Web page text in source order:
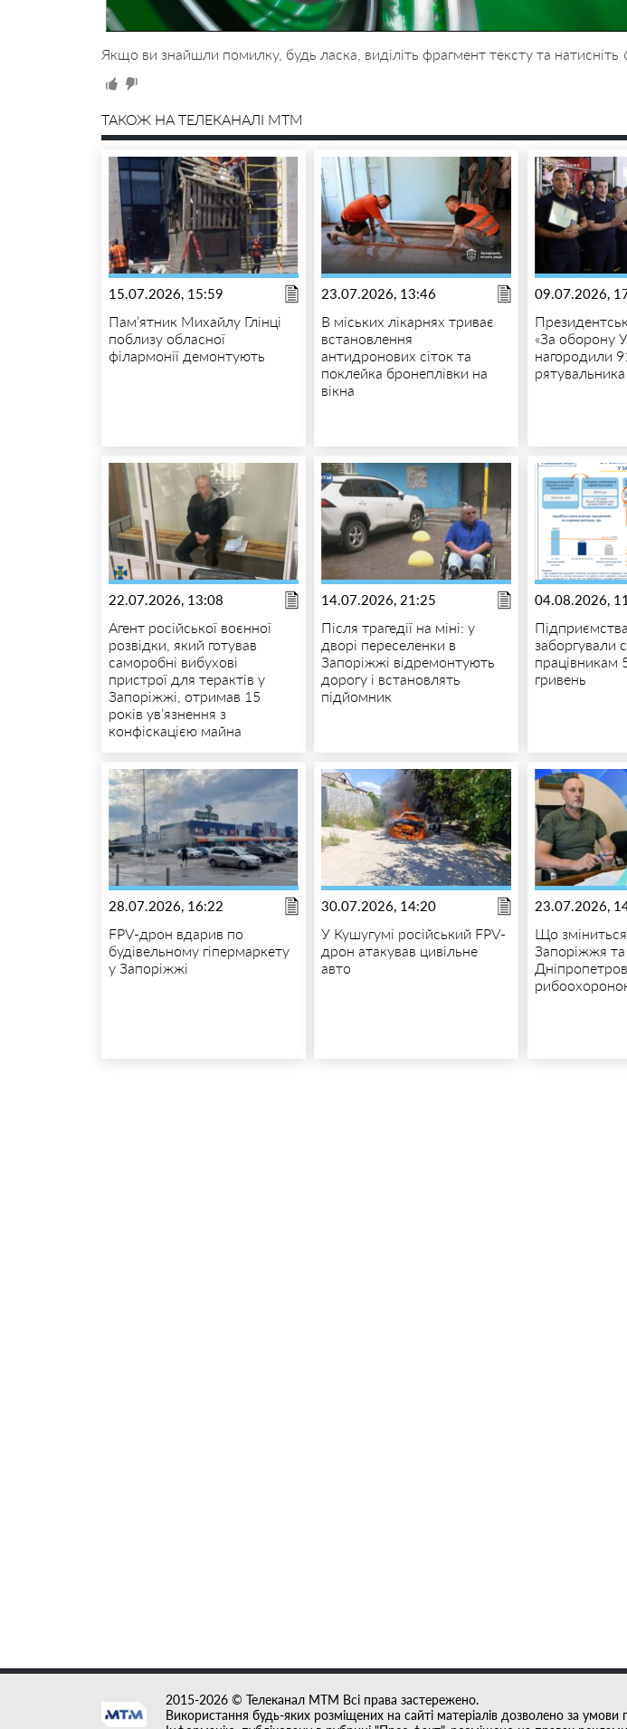
Якщо ви знайшли помилку, будь ласка, виділіть фрагмент тексту та натисніть
ТАКОЖ НА ТЕЛЕКАНАЛІ MTM
15.07.2026, 15:59
Пам’ятник Михайлу Глінці
поблизу обласної
філармонії демонтують
23.07.2026, 13:46
В міських лікарнях триває
встановлення
антидронових сіток та
поклейка бронеплівки на
вікна
09.07.2026,
«За оборону
нагородили
рятувальника
22.07.2026, 13:08
Агент російської воєнної
розвідки, який готував
саморобні вибухові
пристрої для терактів у
Запоріжжі, отримав 15
років ув’язнення з
конфіскацією майна
14.07.2026, 21:25
Після трагедії на міні: у
дворі переселенки в
Запоріжжі відремонтують
дорогу і встановлять
підйомник
04.08.2026,
заборгували
працівникам
гривень
28.07.2026, 16:22
FPV-дрон вдарив по
будівельному гіпермаркету
у Запоріжжі
30.07.2026, 14:20
У Кушугумі російський FPV-
дрон атакував цивільне
авто
23.07.2026,
Що
Запоріжжя та
2015-2026 © Телеканал MTM Всі права застережено.
Використання будь-яких розміщених на сайті матеріалів дозволено за